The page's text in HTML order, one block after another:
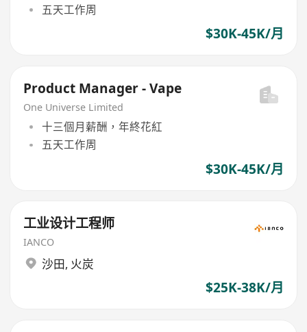
五天工作周
$30K-45K/月
Product Manager - Vape
One Universe Limited
十三個月薪酬，年終花紅
五天工作周
$30K-45K/月
工业设计工程师
IANCO
沙田, 火炭
$25K-38K/月